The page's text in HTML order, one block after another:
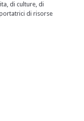
di culture, di
di risorse